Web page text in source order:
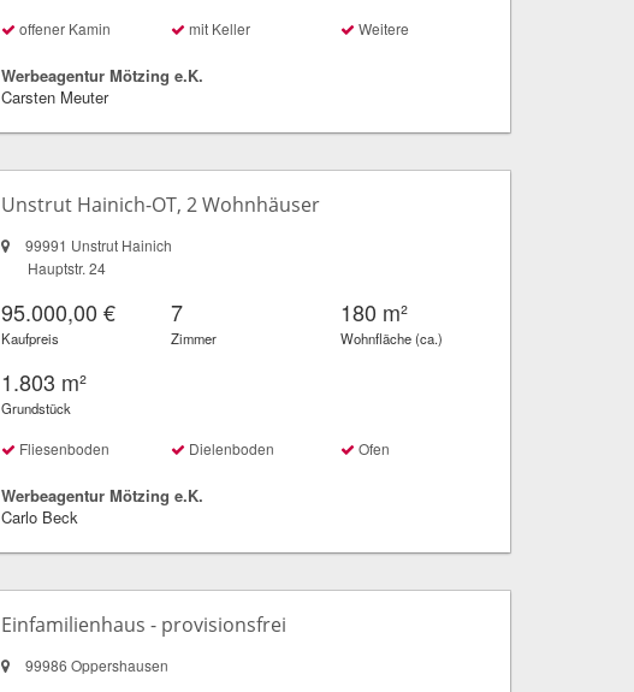
offener Kamin mit Keller Weitere
Werbeagentur Mötzing e.K.
Carsten Meuter
Unstrut Hainich-OT, 2 Wohnhäuser
99991 Unstrut Hainich
Hauptstr. 24
95.000,00 €
Kaufpreis
7
Zimmer
180 m²
Wohnfläche (ca.)
1.803 m²
Grundstück
Fliesenboden Dielenboden Ofen
Werbeagentur Mötzing e.K.
Carlo Beck
Einfamilienhaus - provisionsfrei
99986 Oppershausen